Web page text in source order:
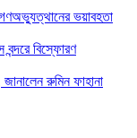
গণঅভ্যুত্থানের ভয়াবহতা
বন্দরে বিস্ফোরণ
রুমিন ফাহানা